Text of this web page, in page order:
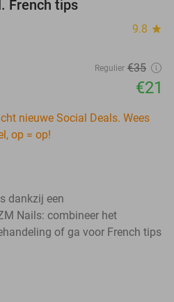
French tips
9.8 star
Regulier €35
€21
nieuwe Social Deals. Wees
op = op!
dankzij een
Nails: combineer het
of ga voor French tips